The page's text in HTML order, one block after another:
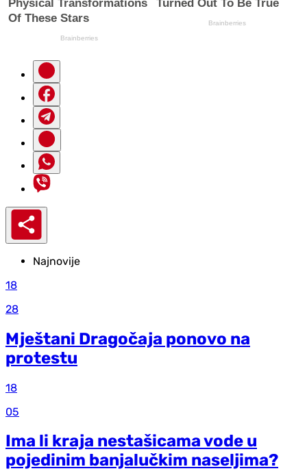
Najnovije
18
28
Mještani Dragočaja ponovo na
protestu
18
05
Ima li kraja nestašicama vode u
pojedinim banjalučkim naseljima?